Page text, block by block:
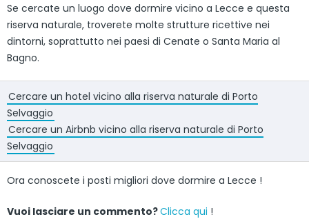
Se cercate un luogo dove dormire vicino a Lecce e questa
riserva naturale, troverete molte strutture ricettive nei
dintorni, soprattutto nei paesi di Cenate o Santa Maria al
Bagno.
Cercare un hotel vicino alla riserva naturale di Porto
Selvaggio
Cercare un Airbnb vicino alla riserva naturale di Porto
Selvaggio
Ora conoscete i posti migliori dove dormire a Lecce !
Vuoi lasciare un commento?Clicca qui !